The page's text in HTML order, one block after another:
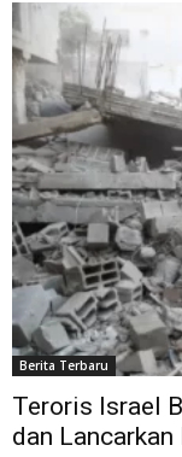
Berita Terbaru
Teroris Israel
dan Lancarkan